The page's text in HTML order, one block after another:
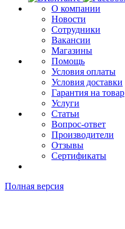
О компании
Новости
Сотрудники
Вакансии
Магазины
Помощь
Условия оплаты
Условия доставки
Гарантия на товар
Услуги
Статьи
Вопрос-ответ
Производители
Отзывы
Сертификаты
Полная версия